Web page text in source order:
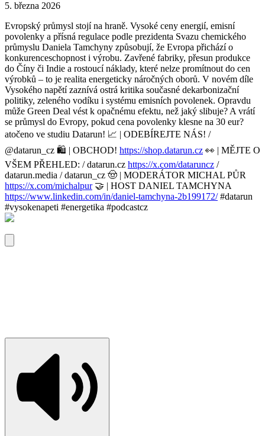
5. března 2026
Evropský průmysl stojí na hraně. Vysoké ceny energií, emisní
povolenky a přísná regulace podle prezidenta Svazu chemického
průmyslu Daniela Tamchyny způsobují, že Evropa přichází o
konkurenceschopnost i výrobu. Zavřené fabriky, přesun produkce
do Číny či Indie a rostoucí náklady, které nelze promítnout do cen
výrobků – to je realita energeticky náročných oborů. V novém díle
Vysokého napětí zaznívá ostrá kritika současné dekarbonizační
politiky, zeleného vodíku i systému emisních povolenek. Opravdu
může Green Deal vést k opačnému efektu, než jaký slibuje? A vrátí
se průmysl do Evropy, pokud cena povolenky klesne na 30 eur?
atočeno ve studiu Datarun! 📈 | ODEBÍREJTE NÁS! /
@datarun_cz 🛍️ | OBCHOD! https://shop.datarun.cz 👀 | MĚJTE O
VŠEM PŘEHLED: / datarun.cz https://x.com/dataruncz /
datarun.media / datarun_cz 🤠 | MODERÁTOR MICHAL PŮR
https://x.com/michalpur🤝 | HOST DANIEL TAMCHYNA
https://www.linkedin.com/in/daniel-tamchyna-2b199172/#datarun
#vysokenapeti #energetika #podcastcz